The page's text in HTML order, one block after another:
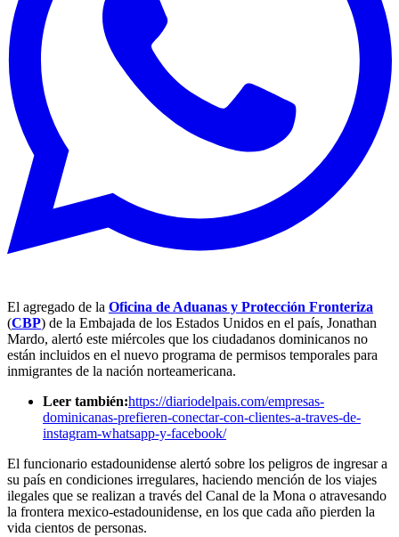
El agregado de la Oficina de Aduanas y Protección Fronteriza
(CBP) de la Embajada de los Estados Unidos en el país, Jonathan
Mardo, alertó este miércoles que los ciudadanos dominicanos no
están incluidos en el nuevo programa de permisos temporales para
inmigrantes de la nación norteamericana.
Leer también:https://diariodelpais.com/empresas-
dominicanas-prefieren-conectar-con-clientes-a-traves-de-
instagram-whatsapp-y-facebook/
El funcionario estadounidense alertó sobre los peligros de ingresar a
su país en condiciones irregulares, haciendo mención de los viajes
ilegales que se realizan a través del Canal de la Mona o atravesando
la frontera mexico-estadounidense, en los que cada año pierden la
vida cientos de personas.